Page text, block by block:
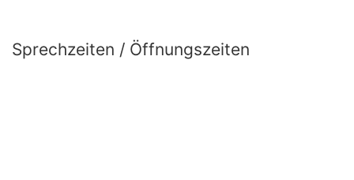
Sprechzeiten / Öffnungszeiten